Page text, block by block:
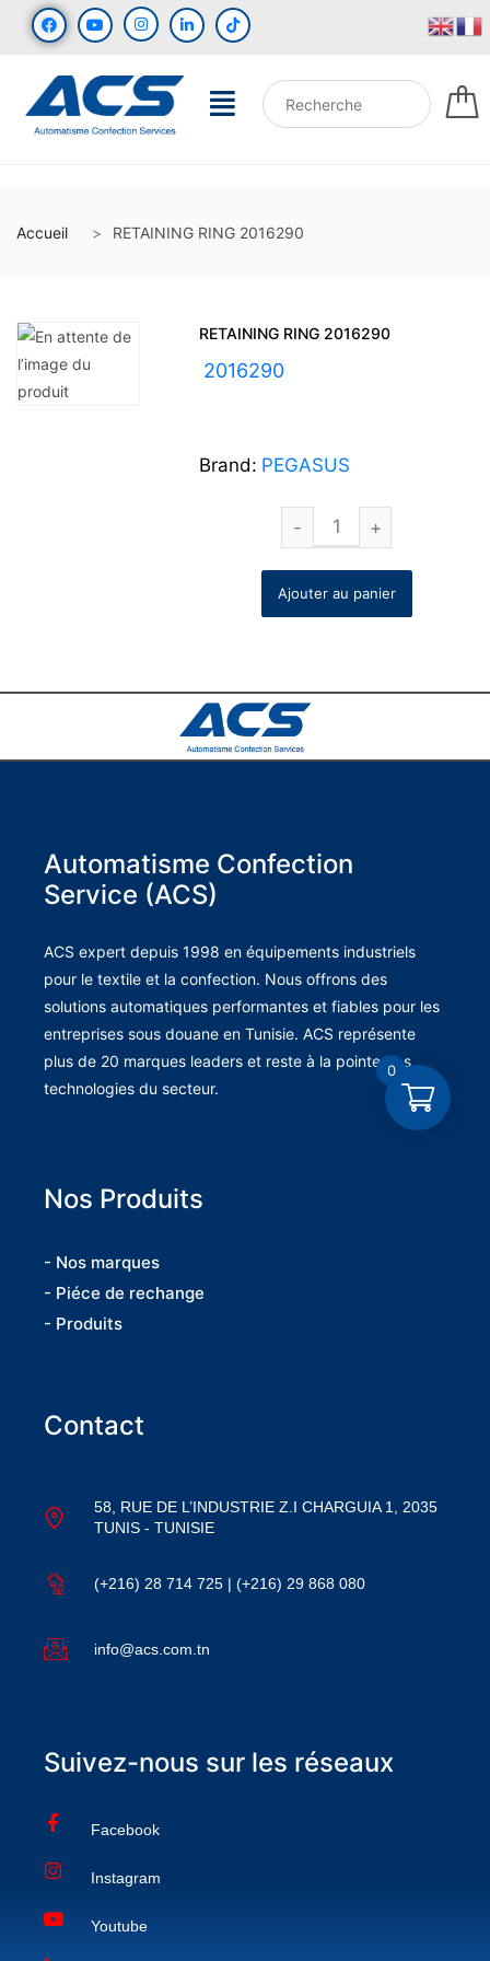
Accueil RETAINING RING 2016290
RETAINING RING 2016290
2016290
Brand: PEGASUS
Ajouter au panier
Automatisme Confection
Service (ACS)
ACS expert depuis 1998 en équipements industriels
pour le textile et la confection. Nous offrons des
solutions automatiques performantes et fiables pour les
entreprises sous douane en Tunisie. ACS représente
plus de 20 marques leaders et reste à la pointe des
technologies du secteur.
Nos Produits
- Nos marques
- Piéce de rechange
- Produits
Contact
58, RUE DE L’INDUSTRIE Z.I CHARGUIA 1, 2035
TUNIS - TUNISIE
(+216) 28 714 725 | (+216) 29 868 080
info@acs.com.tn
Suivez-nous sur les réseaux
Facebook
Instagram
Youtube
0